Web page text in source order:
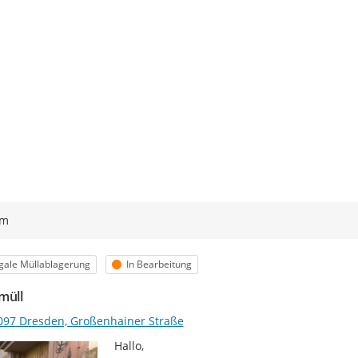
Müllablagerung Status
In Bearbeitung
Dresden, Großenhainer Straße
Hallo,